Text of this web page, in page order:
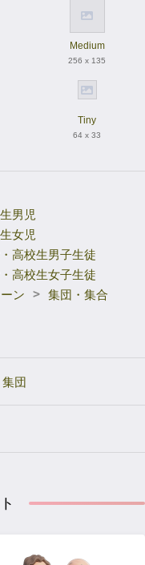
Medium
256 x 135
Tiny
64 x 33
男児
女児
高校生男子生徒
高校生女子生徒
ン > 集団・集合
集団